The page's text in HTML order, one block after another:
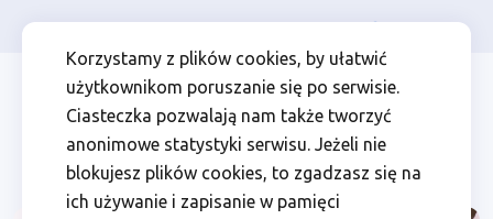
Korzystamy z plików cookies, by ułatwić
użytkownikom poruszanie się po serwisie.
Ciasteczka pozwalają nam także tworzyć
anonimowe statystyki serwisu. Jeżeli nie
blokujesz plików cookies, to zgadzasz się na
ich używanie i zapisanie w pamięci
Prawo
zamówień
publicznych
Przejdź
głównej
nawigacji
Przejdź
wyszukiwarki
Przejdź
zawartości
strony
Przejdź
stopki
Menu
Header
Top
Osoba prywatna Firma
Menu
top
left